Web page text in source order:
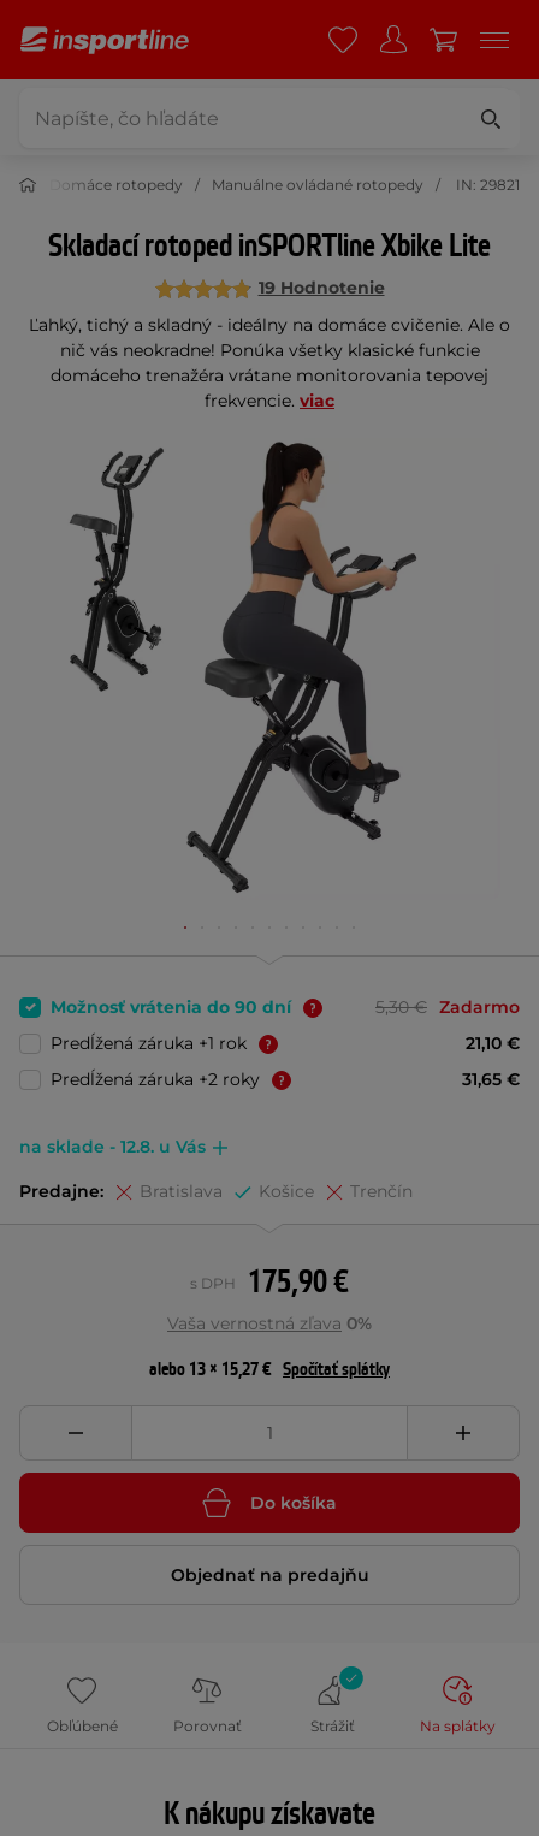
Domáce rotopedy Manuálne ovládané rotopedy IN: 29821
Skladací rotoped inSPORTline Xbike Lite
19 Hodnotenie
Ľahký, tichý a skladný - ideálny na domáce cvičenie. Ale o
nič vás neokradne! Ponúka všetky klasické funkcie
domáceho trenažéra vrátane monitorovania tepovej
frekvencie. viac
Možnosť vrátenia do 90 dní 5,30 € Zadarmo
Predĺžená záruka +1 rok
21,10 €
Predĺžená záruka +2 roky
31,65 €
na sklade - 12.8. u Vás
Predajne: Bratislava Košice Trenčín
175,90 €
s DPH
Vaša vernostná zľava 0%
alebo 13 × 15,27 € Spočítať splátky
Do košíka
Objednať na predajňu
Obľúbené Porovnať Strážiť Na splátky
K nákupu získavate